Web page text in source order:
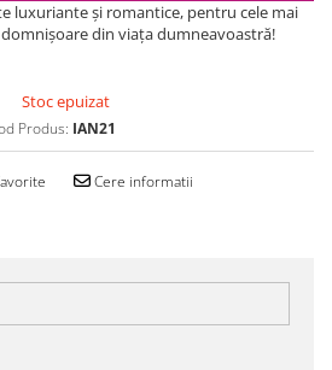
luxuriante şi romantice, pentru cele mai
din viaţa dumneavoastră!
Stoc epuizat
Produs: IAN21
Cere informatii